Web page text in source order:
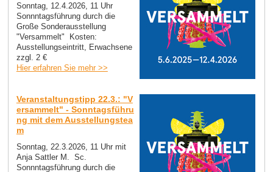
Sonntag, 12.4.2026, 11 Uhr
Sonnntagsführung durch die
Große Sonderausstellung
"Versammelt" Kosten:
Ausstellungseintritt, Erwachsene
zzgl. 2 €
Hier erfahren Sie mehr >>
Veranstaltungstipp 22.3.: "V
ersammelt" - Sonntagsführu
ng mit dem Ausstellungstea
m
Sonntag, 22.3.2026, 11 Uhr mit
Anja Sattler M. Sc.
Sonnntagsführung durch die